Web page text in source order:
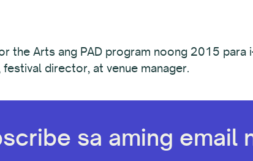
the Arts ang PAD program noong 2015
director, at venue manager.
sa aming email